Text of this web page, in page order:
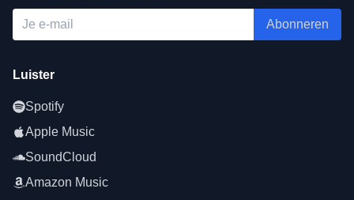
Abonneren
Luister
Spotify
Apple Music
SoundCloud
Amazon Music